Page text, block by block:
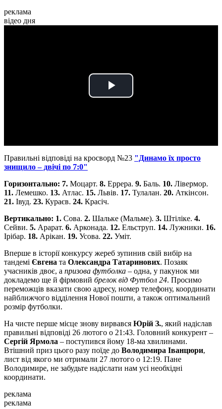
реклама
відео дня
Play
Правильні відповіді на кросворд №23 "Динамо їх просто
знищило – двічі по 7:0"
Горизонтально: 7. Моцарт. 8. Еррера. 9. Баль. 10. Лівермор.
11. Лемешко. 13. Атлас. 15. Львів. 17. Тулалан. 20. Аткінсон.
21. Івуд. 23. Кураєв. 24. Красіч.
Вертикально: 1. Сова. 2. Шальке (Мальме). 3. Штіліке. 4.
Сейви. 5. Арарат. 6. Арконада. 12. Ельструп. 14. Лужники. 16.
Ірібар. 18. Арікан. 19. Усова. 22. Уміт.
Вперше в історії конкурсу жереб зупинив свій вибір на
тандемі Євгена та Олександра Татаринових. Позаяк
учасників двоє, а призова футболка – одна, у пакунок ми
докладемо ще й фірмовий брелок від Футбол 24. Просимо
переможців вказати свою адресу, номер телефону, координати
найближчого відділення Нової пошти, а також оптимальний
розмір футболки.
На чисте перше місце знову вирвався Юрій З., який надіслав
правильні відповіді 26 лютого о 21:43. Головний конкурент –
Сергій Ярмола – поступився йому 18-ма хвилинами.
Втішний приз цього разу поїде до Володимира Іванцюри,
лист від якого ми отримали 27 лютого о 12:19. Пане
Володимире, не забудьте надіслати нам усі необхідні
координати.
реклама
реклама